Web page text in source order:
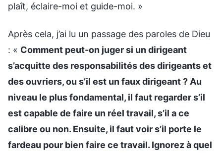
plaît, éclaire-moi et guide-moi. »
Après cela, j’ai lu un passage des paroles de Dieu
: « Comment peut-on juger si un dirigeant
s’acquitte des responsabilités des dirigeants et
des ouvriers, ou s’il est un faux dirigeant ? Au
niveau le plus fondamental, il faut regarder s’il
est capable de faire un réel travail, s’il a ce
calibre ou non. Ensuite, il faut voir s’il porte le
fardeau pour bien faire ce travail. Ignorez à quel